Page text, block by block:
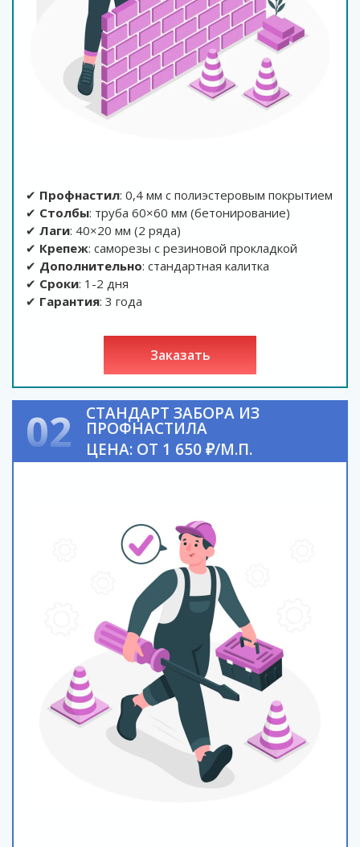
✔ Профнастил: 0,4 мм с полиэстеровым покрытием
✔ Столбы: труба 60×60 мм (бетонирование)
✔ Лаги: 40×20 мм (2 ряда)
✔ Крепеж: саморезы с резиновой прокладкой
✔ Дополнительно: стандартная калитка
✔ Сроки: 1-2 дня
✔ Гарантия: 3 года
заказать
02 СТАНДАРТ ЗАБОРА ИЗ
ПРОФНАСТИЛА
ЦЕНА: ОТ 1 650 ₽/М.П.